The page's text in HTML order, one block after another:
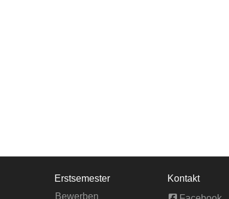
Erstsemester
Bewerben
Kontakt